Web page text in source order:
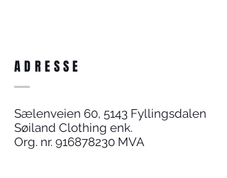
ADRESSE
Sælenveien 60, 5143 Fyllingsdalen
Søiland Clothing enk.
Org. nr. 916878230 MVA